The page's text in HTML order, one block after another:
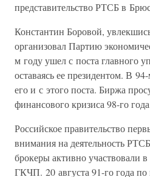
представительство РТСБ в
Константин Боровой,
организовал Партию
м году ушел с поста главного
оставаясь ее президентом. В
его и с этого поста. Биржа
финансового кризиса 98-го
Российское правительство
внимания на деятельность
брокеры активно участвовали
ГКЧП. 20 августа 91-го года